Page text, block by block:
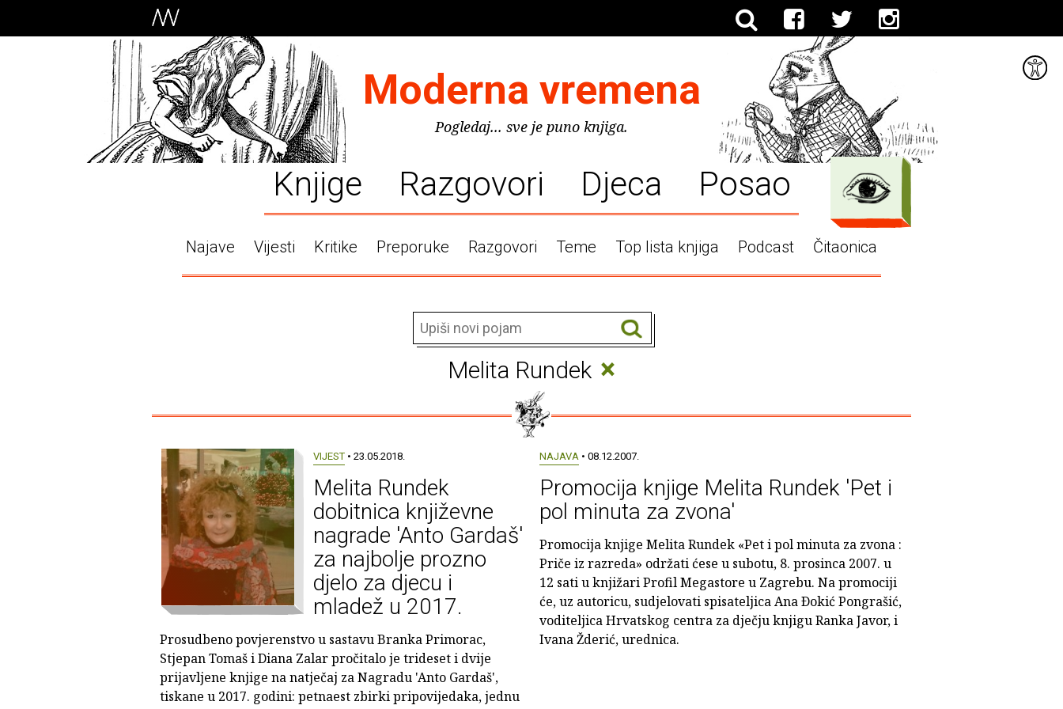
Moderna vremena
Pogledaj... sve je puno knjiga.
Knjige Razgovori Djeca Posao
Najave Vijesti Kritike Preporuke Razgovori Teme Top lista knjiga Podcast Čitaonica
Melita Rundek ×
VIJEST • 23.05.2018.
Melita Rundek
dobitnica književne
nagrade 'Anto Gardaš'
za najbolje prozno
djelo za djecu i
mladež u 2017.
Prosudbeno povjerenstvo u sastavu Branka Primorac,
Stjepan Tomaš i Diana Zalar pročitalo je trideset i dvije
prijavljene knjige na natječaj za Nagradu 'Anto Gardaš',
tiskane u 2017. godini: petnaest zbirki pripovijedaka, jednu
NAJAVA• 08.12.2007.
Promocija knjige Melita Rundek 'Pet i
pol minuta za zvona'
Promocija knjige Melita Rundek «Pet i pol minuta za zvona :
Priče iz razreda» održati ćese u subotu, 8. prosinca 2007. u
12 sati u knjižari Profil Megastore u Zagrebu. Na promociji
će, uz autoricu, sudjelovati spisateljica Ana Ðokić Pongrašić,
voditeljica Hrvatskog centra za dječju knjigu Ranka Javor, i
Ivana Žderić, urednica.